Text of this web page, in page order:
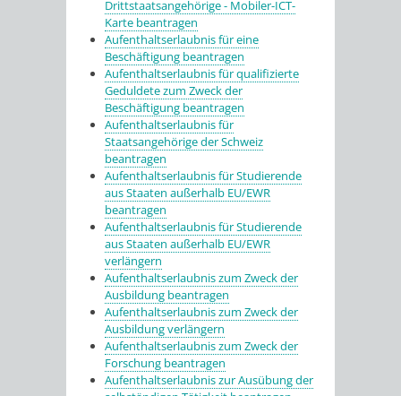
Drittstaatsangehörige - Mobiler-ICT-
Karte beantragen
Aufenthaltserlaubnis für eine
Beschäftigung beantragen
Aufenthaltserlaubnis für qualifizierte
Geduldete zum Zweck der
Beschäftigung beantragen
Aufenthaltserlaubnis für
Staatsangehörige der Schweiz
beantragen
Aufenthaltserlaubnis für Studierende
aus Staaten außerhalb EU/EWR
beantragen
Aufenthaltserlaubnis für Studierende
aus Staaten außerhalb EU/EWR
verlängern
Aufenthaltserlaubnis zum Zweck der
Ausbildung beantragen
Aufenthaltserlaubnis zum Zweck der
Ausbildung verlängern
Aufenthaltserlaubnis zum Zweck der
Forschung beantragen
Aufenthaltserlaubnis zur Ausübung der